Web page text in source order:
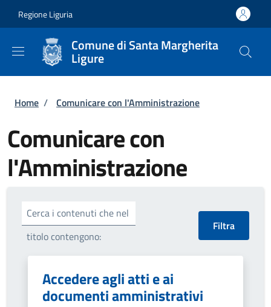
Regione Liguria
Comune di Santa Margherita
Ligure
Briciole di pane
Home / Comunicare con l'Amministrazione
Comunicare con
l'Amministrazione
Cerca i contenuti che nel
titolo contengono:
Accedere agli atti e ai
documenti amministrativi